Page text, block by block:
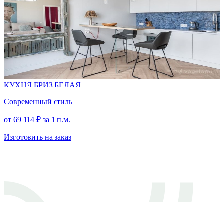
КУХНЯ БРИЗ БЕЛАЯ
Современный стиль
от 69 114 ₽ за 1 п.м.
Изготовить на заказ